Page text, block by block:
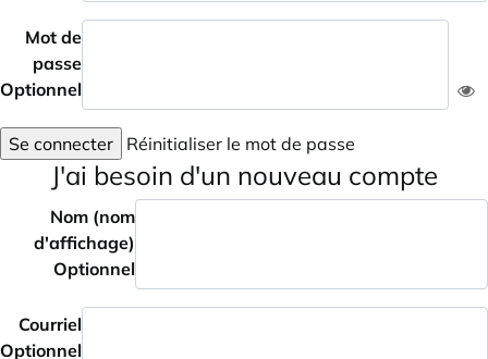
Mot de
passe
Optionnel
Se connecter Réinitialiser le mot de passe
J'ai besoin d'un nouveau compte
Nom (nom
d'affichage)
Optionnel
Courriel
Optionnel